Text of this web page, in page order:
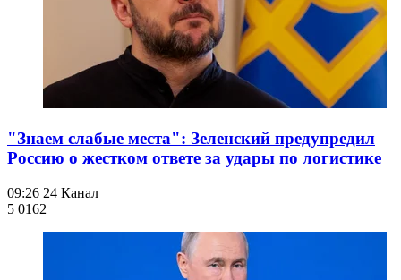
"Знаем слабые места": Зеленский предупредил
Россию о жестком ответе за удары по логистике
09:26 24 Канал
5 0162